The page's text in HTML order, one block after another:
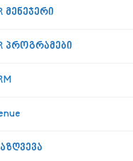
მენეჯერი
პროგრამები